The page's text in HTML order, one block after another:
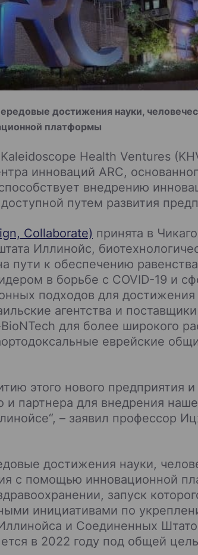
достижения науки,
платформы
Health Ventures
инноваций ARC,
внедрению
путем развития
Collaborate) принята в
Иллинойс,
пути к обеспечению
в борьбе с COVID-19 и
подходов для достижения
агентства и
для более широкого
еврейские
этого нового предприятия
и партнера для внедрения
– заявил профессор
достижения науки,
с помощью инновационной
запуск
инициативами по
и Соединенных
в 2022 году под общей